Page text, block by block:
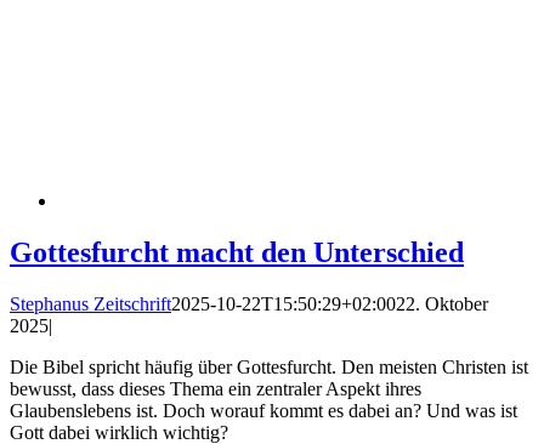
Gottesfurcht macht den Unterschied
Stephanus Zeitschrift2025-10-22T15:50:29+02:0022. Oktober
2025|
Die Bibel spricht häufig über Gottesfurcht. Den meisten Christen ist
bewusst, dass dieses Thema ein zentraler Aspekt ihres
Glaubenslebens ist. Doch worauf kommt es dabei an? Und was ist
Gott dabei wirklich wichtig?